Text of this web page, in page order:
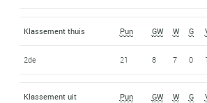
Klassement thuis Pun GW W G
2de 21 8 7 0 1
Klassement uit Pun GW W G